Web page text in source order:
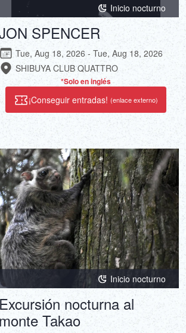
Inicio nocturno
SPENCER
Tue, Aug 18, 2026 - Tue, Aug 18, 2026
SHIBUYA CLUB QUATTRO
*Solo en inglés
¡Conseguir entradas! (enlace externo)
Inicio nocturno
Excursión nocturna al
monte Takao